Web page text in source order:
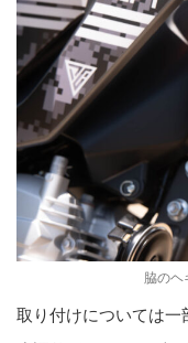
脇のヘ
取り付けについては